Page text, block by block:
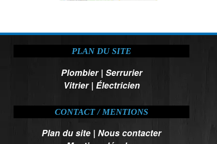
PLAN DU SITE
Plombier| Serrurier
Vitrier| Électricien
CONTACT / MENTIONS
Plan du site |Nous contacter